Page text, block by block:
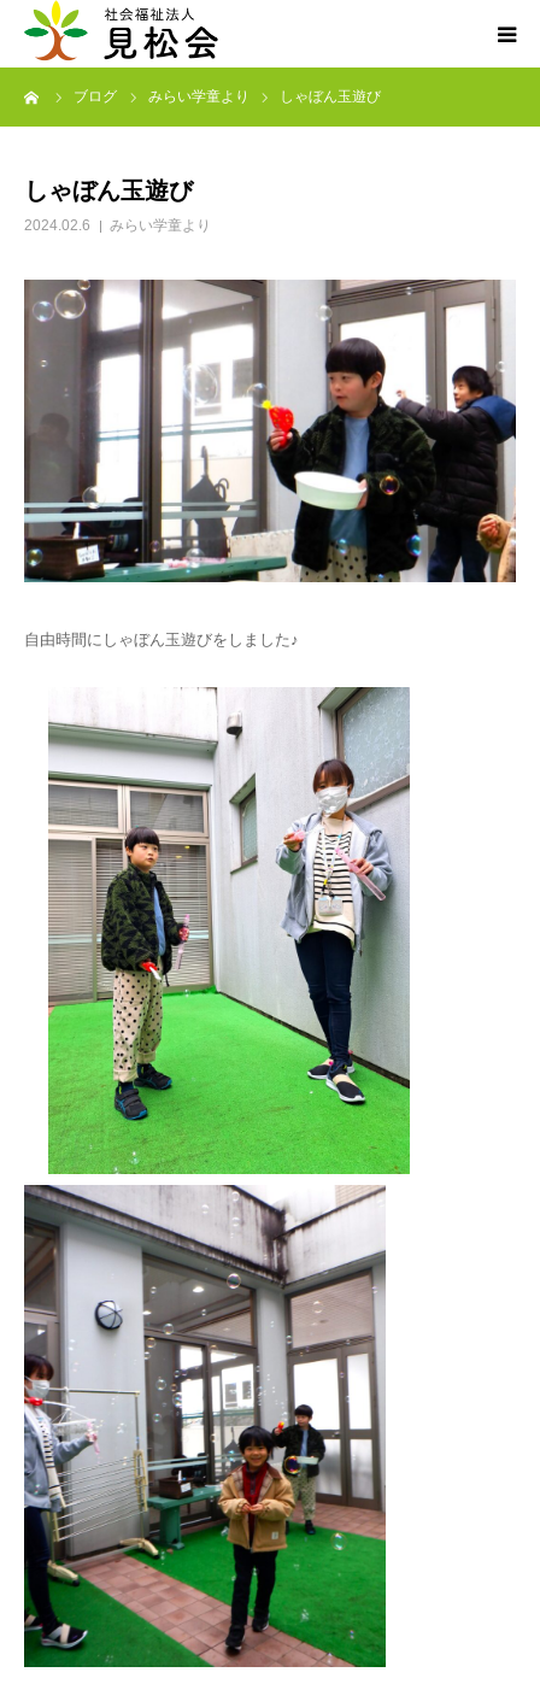
ブログ みらい学童より しゃぼん玉遊び
しゃぼん玉遊び
2024.02.6 みらい学童より
自由時間にしゃぼん玉遊びをしました♪
ブログ
求人・ボランティア
アクセス
お知らせ